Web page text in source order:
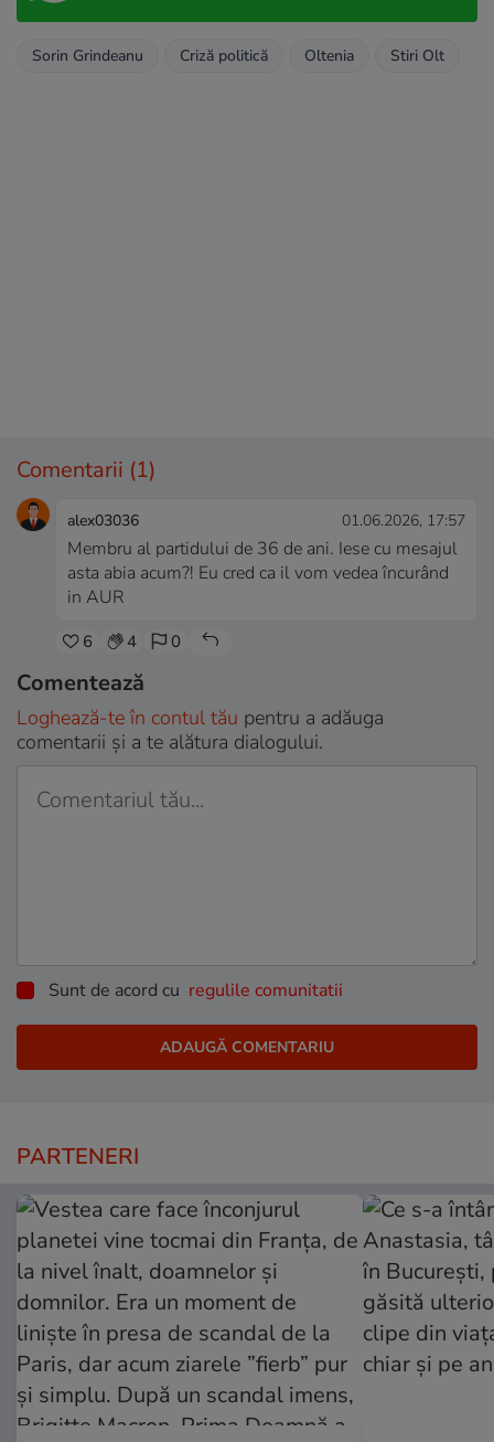
Sorin Grindeanu Criză politică Oltenia Stiri Olt
Comentarii (1)
alex03036 01.06.2026, 17:57
Membru al partidului de 36 de ani. Iese cu mesajul
asta abia acum?! Eu cred ca il vom vedea încurând
in AUR
6 4 0
Comentează
Loghează-te în contul tău pentru a adăuga
comentarii și a te alătura dialogului.
Sunt de acord cu regulile comunitatii
PARTENERI